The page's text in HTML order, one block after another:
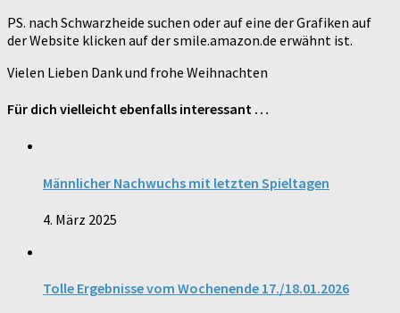
PS. nach Schwarzheide suchen oder auf eine der Grafiken auf
der Website klicken auf der smile.amazon.de erwähnt ist.
Vielen Lieben Dank und frohe Weihnachten
Für dich vielleicht ebenfalls interessant …
Männlicher Nachwuchs mit letzten Spieltagen
4. März 2025
Tolle Ergebnisse vom Wochenende 17./18.01.2026